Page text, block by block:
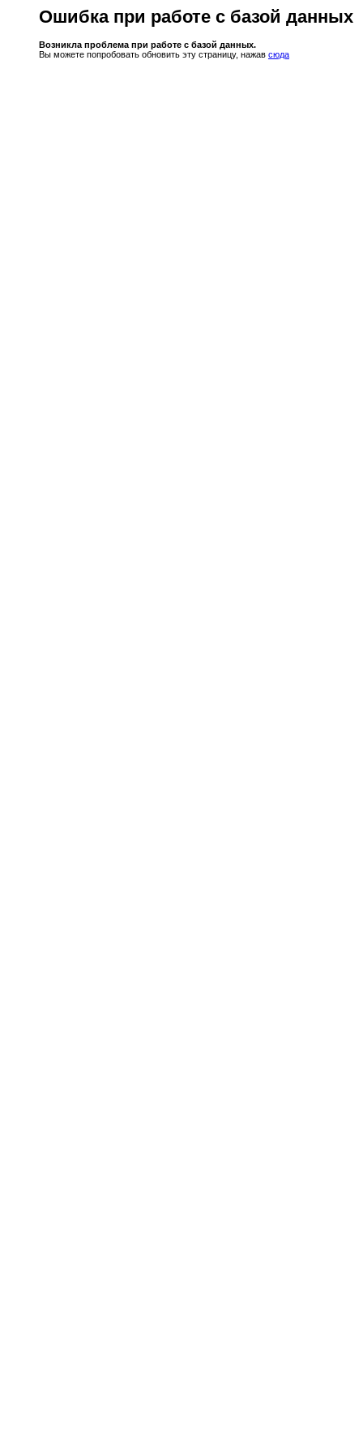
Ошибка при работе с базой данных
Возникла проблема при работе с базой данных.
Вы можете попробовать обновить эту страницу, нажав сюда